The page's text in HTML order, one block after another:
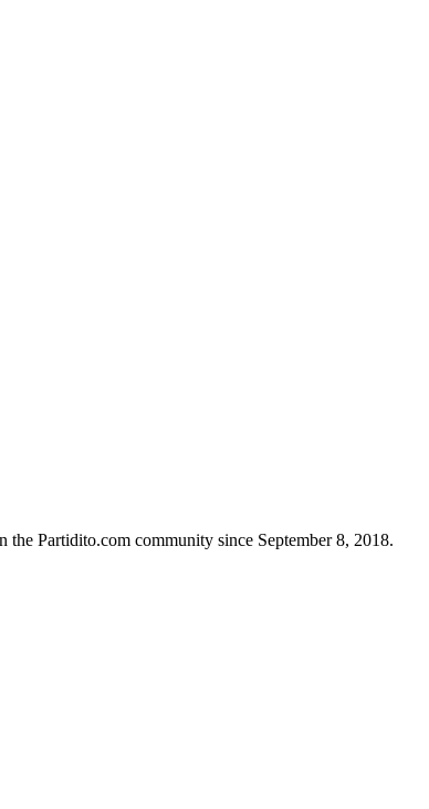
Partidito.com community since September 8, 2018.